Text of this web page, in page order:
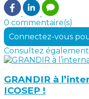
0 commentaire(s)
Connectez-vous
Consultez également
GRANDIR à
ICOSEP !